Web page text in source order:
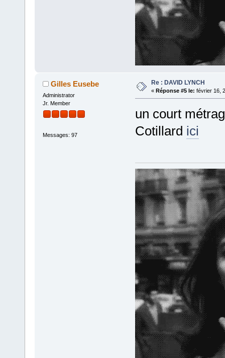
Gilles Eusebe
Administrator
Jr. Member
Messages: 97
Re : DAVID LYNCH
« Réponse #5 le: février 16,
un court
Cotillard ici